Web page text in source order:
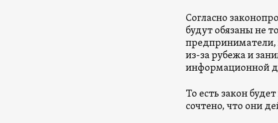
Согласно
будут обязаны не
предприниматели,
из-за рубежа и
информационной
То есть закон
сочтено, что они